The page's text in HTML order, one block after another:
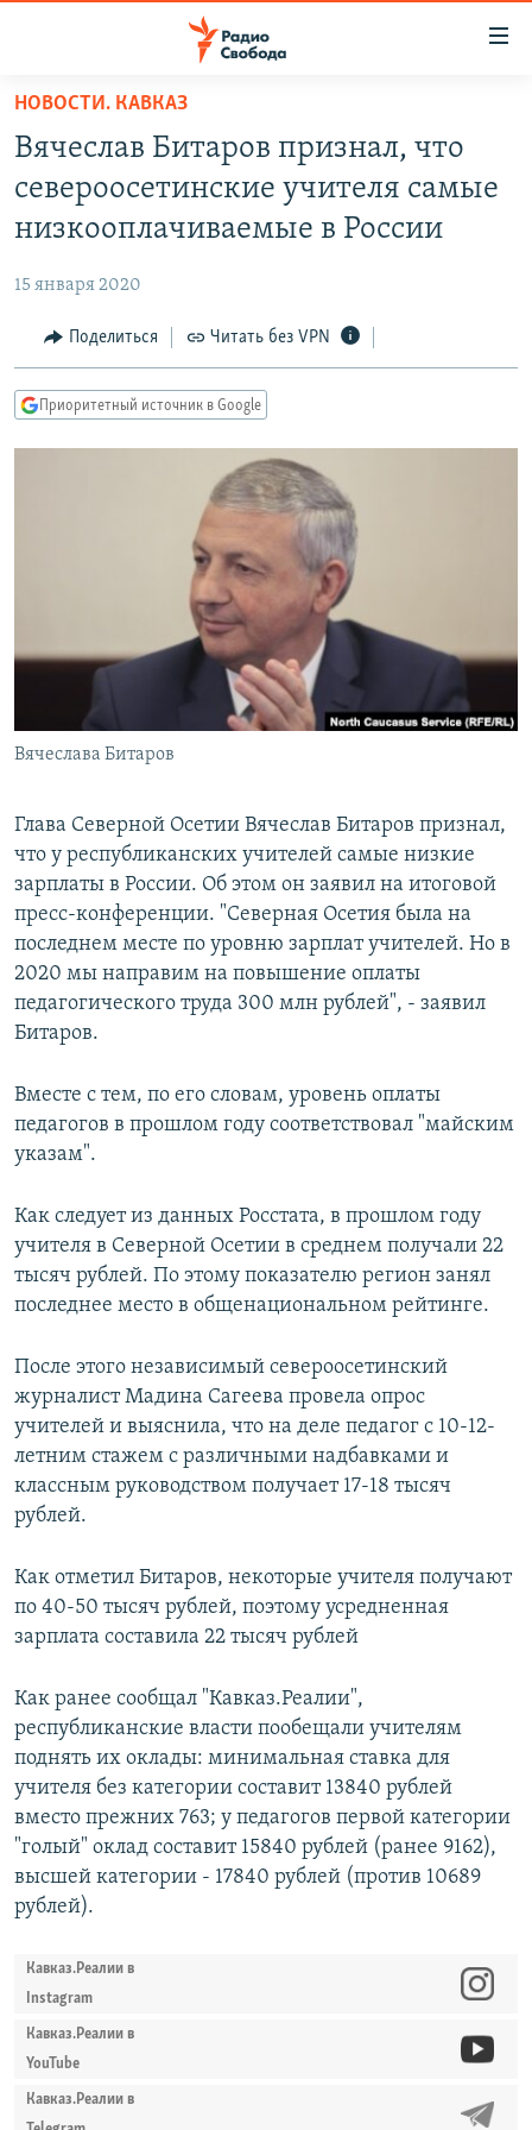
упрощенного
доступа
основному
Вернутся
Вернутся
АВТОРСКИЕ ПРОЕКТЫ
МНЕНИЯ
КУЛЬТУРА
КАВКАЗ.РЕАЛИИ
РАСПИСАНИЕ ВЕЩАНИЯ
ПОДПИШИТЕСЬ НА РАССЫЛКУ
СОЦИАЛЬНЫЕ СЕТИ
Все сайты РСЕ/РС
НОВОСТИ. КАВКАЗ
Вячеслав Битаров признал, что
североосетинские учителя самые
низкооплачиваемые в России
15 января 2020
Поделиться Читать без VPN
Приоритетный источник в Google
Вячеслава Битаров
Глава Северной Осетии Вячеслав Битаров признал,
что у республиканских учителей самые низкие
зарплаты в России. Об этом он заявил на итоговой
пресс-конференции. "Северная Осетия была на
последнем месте по уровню зарплат учителей. Но в
2020 мы направим на повышение оплаты
педагогического труда 300 млн рублей", - заявил
Битаров.
Вместе с тем, по его словам, уровень оплаты
педагогов в прошлом году соответствовал "майским
указам".
Как следует из данных Росстата, в прошлом году
учителя в Северной Осетии в среднем получали 22
тысяч рублей. По этому показателю регион занял
последнее место в общенациональном рейтинге.
После этого независимый североосетинский
журналист Мадина Сагеева провела опрос
учителей и выяснила, что на деле педагог с 10-12-
летним стажем с различными надбавками и
классным руководством получает 17-18 тысяч
рублей.
Как отметил Битаров, некоторые учителя получают
по 40-50 тысяч рублей, поэтому усредненная
зарплата составила 22 тысяч рублей
Как ранее сообщал "Кавказ.Реалии",
республиканские власти пообещали учителям
поднять их оклады: минимальная ставка для
учителя без категории составит 13840 рублей
вместо прежних 763; у педагогов первой категории
"голый" оклад составит 15840 рублей (ранее 9162),
высшей категории - 17840 рублей (против 10689
рублей).
Кавказ.Реалии в
Instagram
Кавказ.Реалии в
YouTube
Кавказ.Реалии в